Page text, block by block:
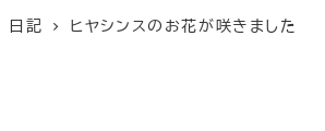
日記 ヒヤシンスのお花が咲きました